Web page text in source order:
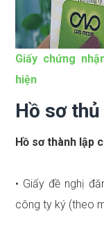
Giấy chứng
hiện
Hồ sơ
Hồ sơ thành lập
• Giấy đề nghị
công ty ký (theo